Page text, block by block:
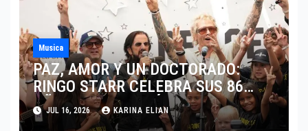
Musica
PAZ, AMOR Y UN DOCTORADO:
RINGO STARR CELEBRA SUS 86
AÑOS CON LOS MÁXIMOS
HONORES DE LIVERPOOL
JUL 16, 2026 KARINA ELIAN